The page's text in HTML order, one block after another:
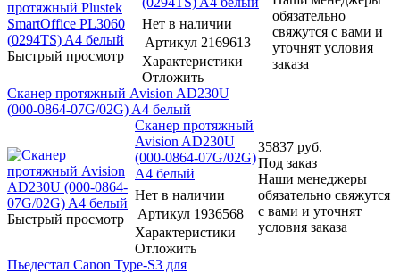
Быстрый просмотр
Нет в наличии
Артикул 2169613
Характеристики
Отложить
обязательно
свяжутся с вами и
уточнят условия
заказа
Сканер протяжный Avision AD230U
(000-0864-07G/02G) A4 белый
Быстрый просмотр
Сканер протяжный
Avision AD230U
(000-0864-07G/02G)
A4 белый
Нет в наличии
Артикул 1936568
Характеристики
Отложить
35837 руб.
Под заказ
Наши менеджеры
обязательно свяжутся
с вами и уточнят
условия заказа
Пьедестал Canon Type-S3 для